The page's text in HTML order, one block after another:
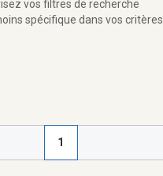
vos filtres de recherche
spécifique dans vos critères
1